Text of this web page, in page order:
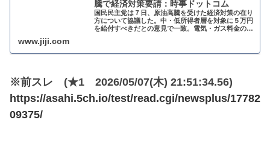
騰で経済対策要請：時事ドットコム
国民民主党は７日、原油高騰を受けた経済対策の在り
方について協議した。中・低所得者層を対象に５万円
を給付すべきだとの意見で一致。電気・ガス料金の負
www.jiji.com
※前スレ (★1 2026/05/07(木) 21:51:34.56)
https://asahi.5ch.io/test/read.cgi/newsplus/17782
09375/